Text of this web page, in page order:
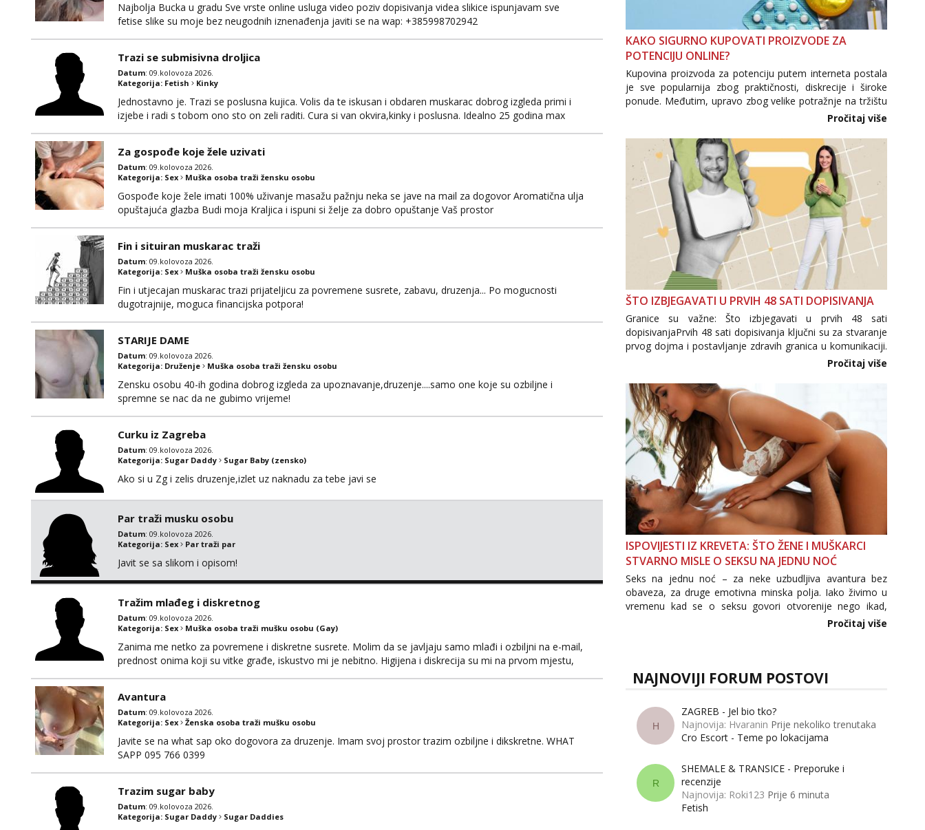
Najbolja Bucka u gradu Sve vrste online usluga video poziv dopisivanja videa slikice ispunjavam sve
fetise slike su moje bez neugodnih iznenađenja javiti se na wap: +385998702942
Trazi se submisivna droljica
Datum: 09.kolovoza 2026.
Kategorija: Fetish Kinky
Jednostavno je. Trazi se poslusna kujica. Volis da te iskusan i obdaren muskarac dobrog izgleda primi i
izjebe i radi s tobom ono sto on zeli raditi. Cura si van okvira,kinky i poslusna. Idealno 25 godina max
Za gospođe koje žele uzivati
Datum: 09.kolovoza 2026.
Kategorija: Sex Muška osoba traži žensku osobu
Gospođe koje žele imati 100% uživanje masažu pažnju neka se jave na mail za dogovor Aromatična ulja
opuštajuća glazba Budi moja Kraljica i ispuni si želje za dobro opuštanje Vaš prostor
Fin i situiran muskarac traži
Datum: 09.kolovoza 2026.
Kategorija: Sex Muška osoba traži žensku osobu
Fin i utjecajan muskarac trazi prijateljicu za povremene susrete, zabavu, druzenja... Po mogucnosti
dugotrajnije, moguca financijska potpora!
STARIJE DAME
Datum: 09.kolovoza 2026.
Kategorija: Druženje Muška osoba traži žensku osobu
Zensku osobu 40-ih godina dobrog izgleda za upoznavanje,druzenje....samo one koje su ozbiljne i
spremne se nac da ne gubimo vrijeme!
Curku iz Zagreba
Datum: 09.kolovoza 2026.
Kategorija: Sugar Daddy Sugar Baby (zensko)
Ako si u Zg i zelis druzenje,izlet uz naknadu za tebe javi se
Par traži musku osobu
Datum: 09.kolovoza 2026.
Kategorija: Sex Par traži par
Javit se sa slikom i opisom!
Tražim mlađeg i diskretnog
Datum: 09.kolovoza 2026.
Kategorija: Sex Muška osoba traži mušku osobu (Gay)
Zanima me netko za povremene i diskretne susrete. Molim da se javljaju samo mlađi i ozbiljni na e-mail,
prednost onima koji su vitke građe, iskustvo mi je nebitno. Higijena i diskrecija su mi na prvom mjestu,
Avantura
Datum: 09.kolovoza 2026.
Kategorija: Sex Ženska osoba traži mušku osobu
Javite se na what sap oko dogovora za druzenje. Imam svoj prostor trazim ozbiljne i dikskretne. WHAT
SAPP 095 766 0399
Trazim sugar baby
Datum: 09.kolovoza 2026.
Kategorija: Sugar Daddy Sugar Daddies
KAKO SIGURNO KUPOVATI PROIZVODE ZA
POTENCIJU ONLINE?
Kupovina proizvoda za potenciju putem interneta postala
je sve popularnija zbog praktičnosti, diskrecije i široke
ponude. Međutim, upravo zbog velike potražnje na tržištu
se pojavljuju i brojni krivotvoreni proizvodi, nepouzdane
internetske trgovine te proizvodi nepoznatog podrijetla. ...
Pročitaj više
ŠTO IZBJEGAVATI U PRVIH 48 SATI DOPISIVANJA
Granice su važne: Što izbjegavati u prvih 48 sati
dopisivanjaPrvih 48 sati dopisivanja ključni su za stvaranje
prvog dojma i postavljanje zdravih granica u komunikaciji.
Važno je izbjeći prebrzo otkrivanje osobnih ili intimnih
informacija, jer nepoznata osoba još nije zaslužila to
povjerenje. Takođe...
Pročitaj više
ISPOVIJESTI IZ KREVETA: ŠTO ŽENE I MUŠKARCI
STVARNO MISLE O SEKSU NA JEDNU NOĆ
Seks na jednu noć – za neke uzbudljiva avantura bez
obaveza, za druge emotivna minska polja. Iako živimo u
vremenu kad se o seksu govori otvorenije nego ikad,
tema „jedne noći strasti“ i dalje izaziva burne rasprave. Što
Pročitaj više
NAJNOVIJI FORUM POSTOVI
H
ZAGREB - Jel bio tko?
Najnovija: Hvaranin Prije nekoliko trenutaka
Cro Escort - Teme po lokacijama
R
SHEMALE & TRANSICE - Preporuke i
recenzije
Najnovija: Roki123 Prije 6 minuta
Fetish